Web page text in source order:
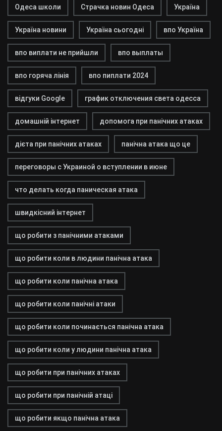
Одеса школи Страчка новин Одеса Україна
Україна новини Україна сьогодні впо Україна
впо виплати не прийшли впо выплаты
впо горяча лінія впо пиплати 2024
відгуки Google график отключения света одесса
домашній інтернет допомога при панічних атаках
дієта при панічних атаках панічна атака що це
переговоры с Украиной о вступлении в июне
что делать когда паническая атака
швидкісний інтернет
що робити з панічними атаками
що робити коли в людини панічна атака
що робити коли панічна атака
що робити коли панічні атаки
що робити коли починається панічна атака
що робити коли у людини панічна атака
що робити при панічних атаках
що робити при панічній атаці
що робити якщо панічна атака